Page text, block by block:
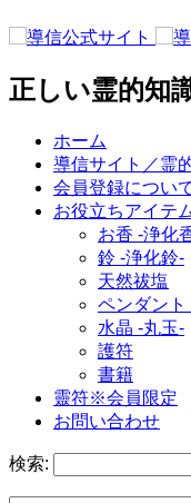
正しい霊的知
ホーム
導信サイト／霊
会員登録につい
お役立ちアイテ
お香 ‐浄化
鈴 ‐浄化鈴‐
天然祓塩
ペンダント
水晶 -丸玉-
護符
書籍
靈符※会員限定
お問い合わせ
検索: